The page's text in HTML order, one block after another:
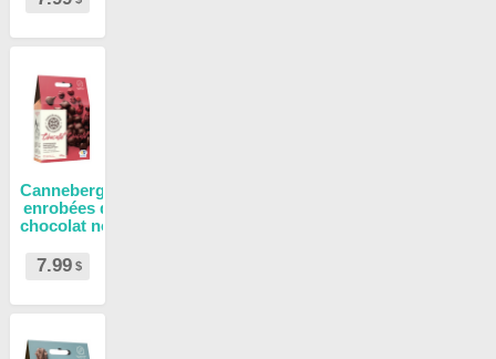
Canneberges
enrobées de
chocolat noir
7.99 $